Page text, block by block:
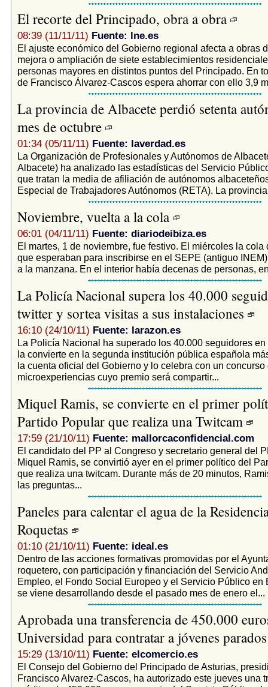
El recorte del Principado, obra a obra
08:39 (11/11/11) Fuente: lne.es
El ajuste económico del Gobierno regional afecta a obras
mejora o ampliación de siete establecimientos
personas mayores en distintos puntos del Principado. En
de Francisco Álvarez-Cascos espera ahorrar con ello 3,9
La provincia de Albacete perdió setenta
mes de octubre
01:34 (05/11/11) Fuente: laverdad.es
La Organización de Profesionales y Autónomos de
Albacete) ha analizado las estadísticas del Servicio
que tratan la media de afiliación de autónomos
Especial de Trabajadores Autónomos (RETA). La
Noviembre, vuelta a la cola
06:01 (04/11/11) Fuente: diariodeibiza.es
El martes, 1 de noviembre, fue festivo. El miércoles la cola
que esperaban para inscribirse en el SEPE (antiguo
a la manzana. En el interior había decenas de personas,
La Policía Nacional supera los 40.000
twitter y sortea visitas a sus instalaciones
16:10 (24/10/11) Fuente: larazon.es
La Policía Nacional ha superado los 40.000 seguidores en
la convierte en la segunda institución pública española
la cuenta oficial del Gobierno y lo celebra con un concurso
microexperiencias cuyo premio será compartir...
Miquel Ramis, se convierte en el primer
Partido Popular que realiza una Twitcam
17:59 (21/10/11) Fuente: mallorcaconfidencial.com
El candidato del PP al Congreso y secretario general del
Miquel Ramis, se convirtió ayer en el primer político del
que realiza una twitcam. Durante más de 20 minutos,
las preguntas...
Paneles para calentar el agua de la
Roquetas
01:10 (21/10/11) Fuente: ideal.es
Dentro de las acciones formativas promovidas por el
roquetero, con participación y financiación del Servicio
Empleo, el Fondo Social Europeo y el Servicio Público en
se viene desarrollando desde el pasado mes de enero el...
Aprobada una transferencia de 450.000
Universidad para contratar a jóvenes
15:29 (13/10/11) Fuente: elcomercio.es
El Consejo del Gobierno del Principado de Asturias,
Francisco Alvarez-Cascos, ha autorizado este jueves una